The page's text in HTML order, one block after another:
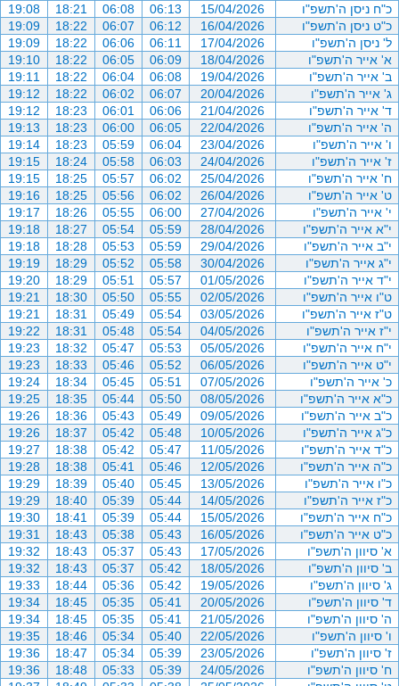
כ"ח ניסן ה'תשפ"ו
15/04/2026
06:13
06:08
18:21
19:08
כ"ט ניסן ה'תשפ"ו
16/04/2026
06:12
06:07
18:22
19:09
ל' ניסן ה'תשפ"ו
17/04/2026
06:11
06:06
18:22
19:09
א' אייר ה'תשפ"ו
18/04/2026
06:09
06:05
18:22
19:10
ב' אייר ה'תשפ"ו
19/04/2026
06:08
06:04
18:22
19:11
ג' אייר ה'תשפ"ו
20/04/2026
06:07
06:02
18:22
19:12
ד' אייר ה'תשפ"ו
21/04/2026
06:06
06:01
18:23
19:12
ה' אייר ה'תשפ"ו
22/04/2026
06:05
06:00
18:23
19:13
ו' אייר ה'תשפ"ו
23/04/2026
06:04
05:59
18:23
19:14
ז' אייר ה'תשפ"ו
24/04/2026
06:03
05:58
18:24
19:15
ח' אייר ה'תשפ"ו
25/04/2026
06:02
05:57
18:25
19:15
ט' אייר ה'תשפ"ו
26/04/2026
06:02
05:56
18:25
19:16
י' אייר ה'תשפ"ו
27/04/2026
06:00
05:55
18:26
19:17
י"א אייר ה'תשפ"ו
28/04/2026
05:59
05:54
18:27
19:18
י"ב אייר ה'תשפ"ו
29/04/2026
05:59
05:53
18:28
19:18
י"ג אייר ה'תשפ"ו
30/04/2026
05:58
05:52
18:29
19:19
י"ד אייר ה'תשפ"ו
01/05/2026
05:57
05:51
18:29
19:20
ט"ו אייר ה'תשפ"ו
02/05/2026
05:55
05:50
18:30
19:21
ט"ז אייר ה'תשפ"ו
03/05/2026
05:54
05:49
18:31
19:21
י"ז אייר ה'תשפ"ו
04/05/2026
05:54
05:48
18:31
19:22
י"ח אייר ה'תשפ"ו
05/05/2026
05:53
05:47
18:32
19:23
י"ט אייר ה'תשפ"ו
06/05/2026
05:52
05:46
18:33
19:23
כ' אייר ה'תשפ"ו
07/05/2026
05:51
05:45
18:34
19:24
כ"א אייר ה'תשפ"ו
08/05/2026
05:50
05:44
18:35
19:25
כ"ב אייר ה'תשפ"ו
09/05/2026
05:49
05:43
18:36
19:26
כ"ג אייר ה'תשפ"ו
10/05/2026
05:48
05:42
18:37
19:26
כ"ד אייר ה'תשפ"ו
11/05/2026
05:47
05:42
18:38
19:27
כ"ה אייר ה'תשפ"ו
12/05/2026
05:46
05:41
18:38
19:28
כ"ו אייר ה'תשפ"ו
13/05/2026
05:45
05:40
18:39
19:29
כ"ז אייר ה'תשפ"ו
14/05/2026
05:44
05:39
18:40
19:29
כ"ח אייר ה'תשפ"ו
15/05/2026
05:44
05:39
18:41
19:30
כ"ט אייר ה'תשפ"ו
16/05/2026
05:43
05:38
18:43
19:31
א' סיוון ה'תשפ"ו
17/05/2026
05:43
05:37
18:43
19:32
ב' סיוון ה'תשפ"ו
18/05/2026
05:42
05:37
18:43
19:32
ג' סיוון ה'תשפ"ו
19/05/2026
05:42
05:36
18:44
19:33
ד' סיוון ה'תשפ"ו
20/05/2026
05:41
05:35
18:45
19:34
ה' סיוון ה'תשפ"ו
21/05/2026
05:41
05:35
18:45
19:34
ו' סיוון ה'תשפ"ו
22/05/2026
05:40
05:34
18:46
19:35
ז' סיוון ה'תשפ"ו
23/05/2026
05:39
05:34
18:47
19:36
ח' סיוון ה'תשפ"ו
24/05/2026
05:39
05:33
18:48
19:36